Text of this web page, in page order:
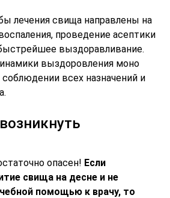
лечения свища направлены на
проведение асептики
выздоравливание.
выздоровления моно
всех назначений и
опасен! Если
свища на десне и не
помощью к врачу, то